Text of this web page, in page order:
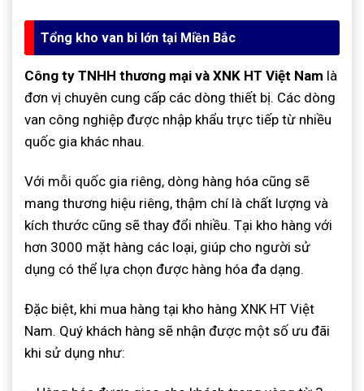
Tổng kho van bi lớn tại Miền Bắc
Công ty TNHH thương mại và XNK HT Việt Nam là
đơn vị chuyên cung cấp các dòng thiết bị. Các dòng
van công nghiệp được nhập khẩu trực tiếp từ nhiều
quốc gia khác nhau.
Với mỗi quốc gia riêng, dòng hàng hóa cũng sẽ
mang thương hiệu riêng, thậm chí là chất lượng và
kích thước cũng sẽ thay đổi nhiều. Tại kho hàng với
hơn 3000 mặt hàng các loại, giúp cho người sử
dụng có thể lựa chọn được hàng hóa đa dạng.
Đặc biệt, khi mua hàng tại kho hàng XNK HT Việt
Nam. Quý khách hàng sẽ nhận được một số ưu đãi
khi sử dụng như: